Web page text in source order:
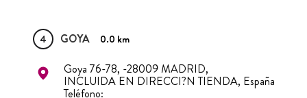
4 GOYA 0.0 km
Goya 76-78, -28009 MADRID,
INCLUIDA EN DIRECCI?N TIENDA, España
Teléfono: